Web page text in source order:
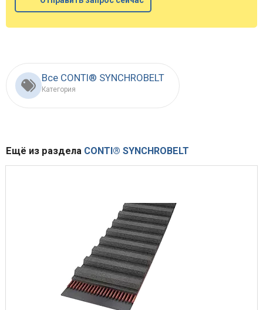
Все CONTI® SYNCHROBELT
Категория
Ещё из раздела CONTI® SYNCHROBELT